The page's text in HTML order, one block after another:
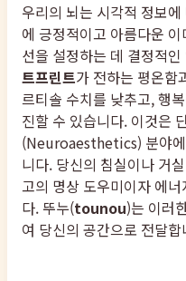
우리의 뇌는 시각적 정보
에 긍정적이고 아름다운
선을 설정하는 데 결정적
트프린트가 전하는 평온함
르티솔 수치를 낮추고, 행
진할 수 있습니다. 이것은
(Neuroaesthetics) 분야에
니다. 당신의 침실이나 거
고의 명상 도우미이자 에
다. 뚜누(tounou)는 이러
여 당신의 공간으로 전달합